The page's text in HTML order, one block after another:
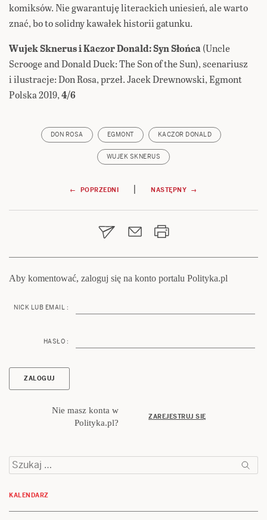
komiksów. Nie gwarantuję literackich uniesień, ale warto
znać, bo to solidny kawałek historii gatunku.
Wujek Sknerus i Kaczor Donald: Syn Słońca(Uncle
Scrooge and Donald Duck: The Son of the Sun), scenariusz
i ilustracje: Don Rosa, przeł. Jacek Drewnowski, Egmont
Polska 2019,4/6
DON ROSA EGMONT KACZOR DONALD
WUJEK SKNERUS
Nawigacja
wpisu
← POPRZEDNI | NASTĘPNY →
Aby komentować, zaloguj się na konto portalu Polityka.pl
NICK LUB EMAIL :
HASŁO :
Nie masz konta w
Polityka.pl?
ZAREJESTRUJ SIĘ
Szukaj:
KALENDARZ